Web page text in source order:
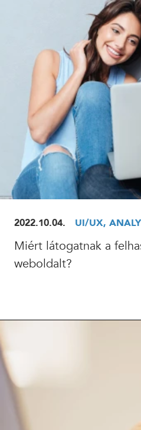
ELOLVASOM
2022.10.04. UI/UX,
Miért látogatnak a
weboldalt?
ELOLVASOM